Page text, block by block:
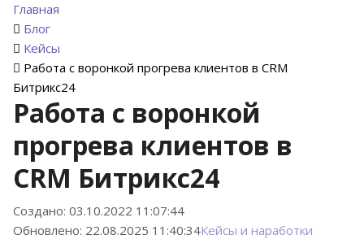
Главная
Блог
Кейсы
Работа с воронкой прогрева клиентов в CRM
Битрикс24
Работа с воронкой
прогрева клиентов в
CRM Битрикс24
Создано: 03.10.2022 11:07:44
Обновлено: 22.08.2025 11:40:34Кейсы и наработки